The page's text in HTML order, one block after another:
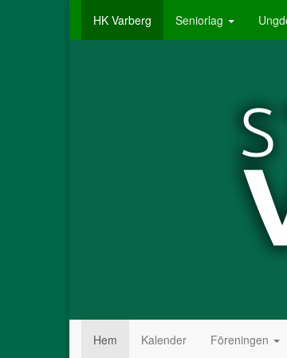
HK Varberg Seniorlag
Hem Kalender Föreningen